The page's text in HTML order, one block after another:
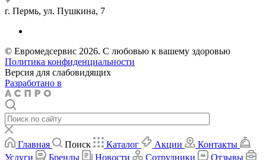
г. Пермь, ул. Пушкина, 7
© Евромедсервис 2026. С любовью к вашему здоровью
Политика конфиденциальности
Версия для слабовидящих
Разработано в
Главная Поиск Каталог Акции
Контакты
Услуги
Бренды Новости Сотрудники Отзывы